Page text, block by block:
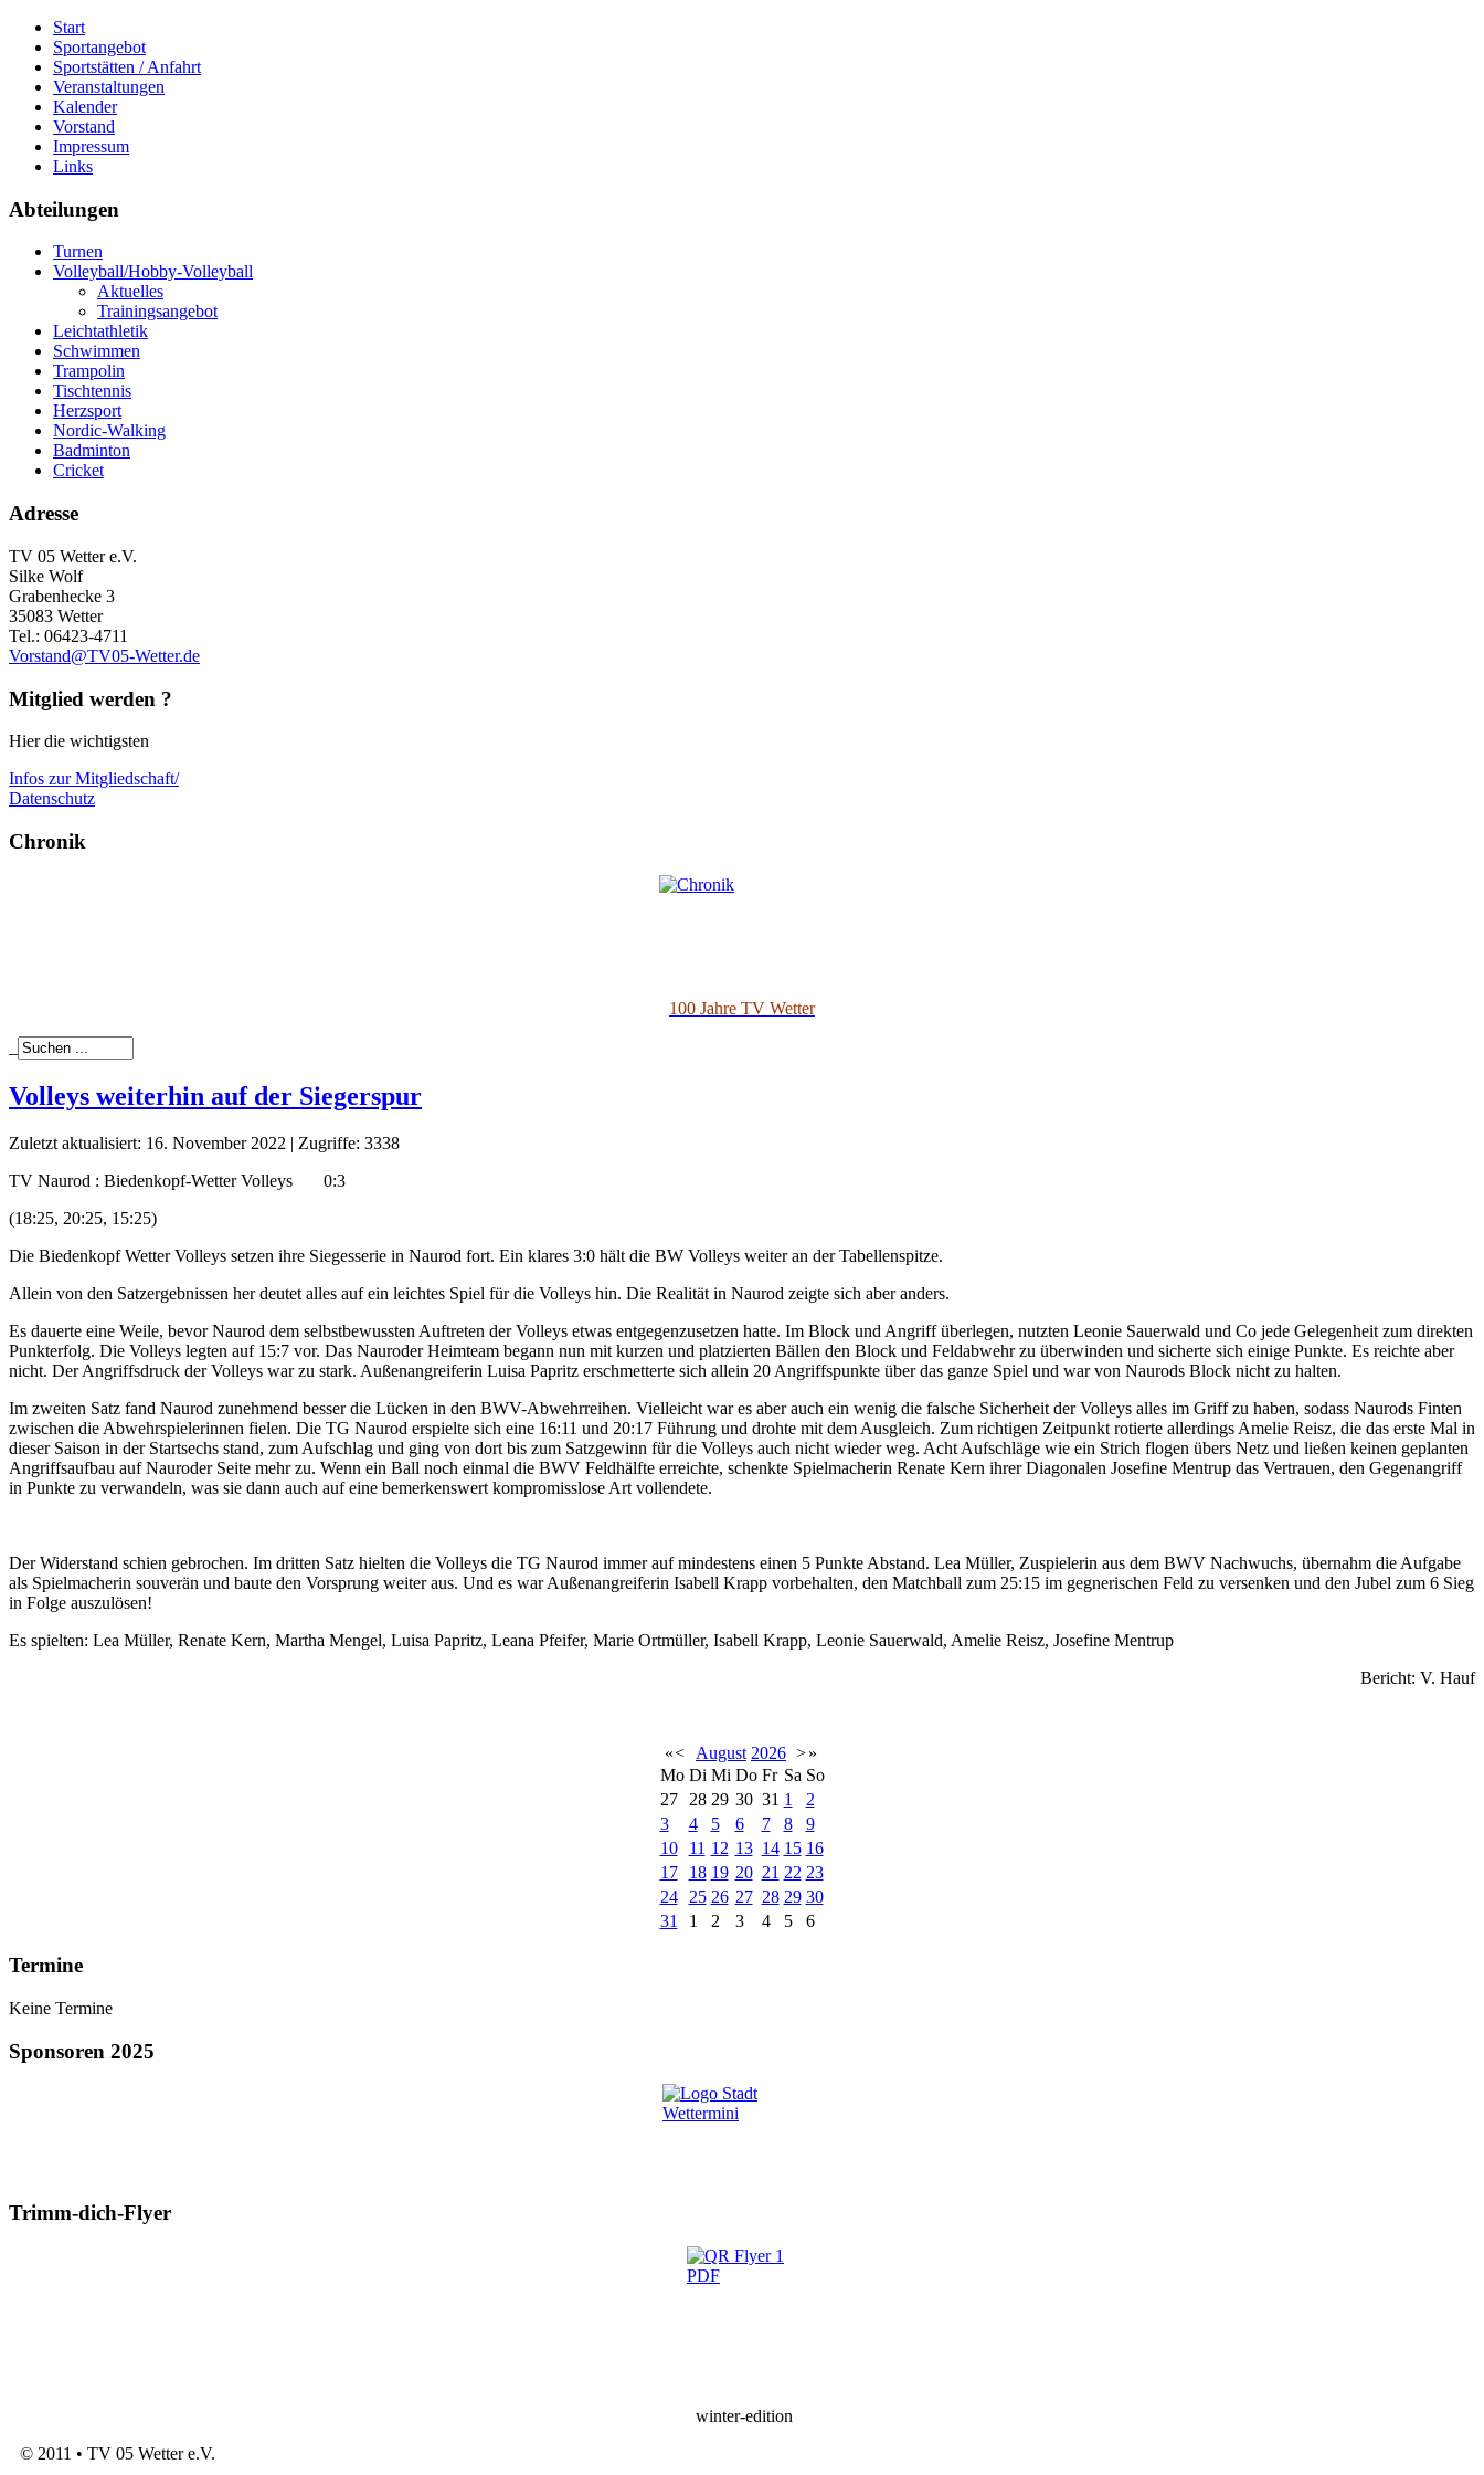
Start
Sportangebot
Sportstätten / Anfahrt
Veranstaltungen
Kalender
Vorstand
Impressum
Links
Abteilungen
Turnen
Volleyball/Hobby-Volleyball
Aktuelles
Trainingsangebot
Leichtathletik
Schwimmen
Trampolin
Tischtennis
Herzsport
Nordic-Walking
Badminton
Cricket
Adresse
TV 05 Wetter e.V.
Silke Wolf
Grabenhecke 3
35083 Wetter
Tel.: 06423-4711
Vorstand@TV05-Wetter.de
Mitglied werden ?
Hier die wichtigsten
Infos zur Mitgliedschaft/
Datenschutz
Chronik
100 Jahre TV Wetter
Volleys weiterhin auf der Siegerspur
Zuletzt aktualisiert: 16. November 2022 | Zugriffe: 3338
TV Naurod : Biedenkopf-Wetter Volleys 0:3
(18:25, 20:25, 15:25)
Die Biedenkopf Wetter Volleys setzen ihre Siegesserie in Naurod fort. Ein klares 3:0 hält die BW Volleys weiter an der Tabellenspitze.
Allein von den Satzergebnissen her deutet alles auf ein leichtes Spiel für die Volleys hin. Die Realität in Naurod zeigte sich aber anders.
Es dauerte eine Weile, bevor Naurod dem selbstbewussten Auftreten der Volleys etwas entgegenzusetzen hatte. Im Block und Angriff überlegen, nutzten Leonie Sauerwald und Co jede Gelegenheit zum direkten
Punkterfolg. Die Volleys legten auf 15:7 vor. Das Nauroder Heimteam begann nun mit kurzen und platzierten Bällen den Block und Feldabwehr zu überwinden und sicherte sich einige Punkte. Es reichte aber
nicht. Der Angriffsdruck der Volleys war zu stark. Außenangreiferin Luisa Papritz erschmetterte sich allein 20 Angriffspunkte über das ganze Spiel und war von Naurods Block nicht zu halten.
Im zweiten Satz fand Naurod zunehmend besser die Lücken in den BWV-Abwehrreihen. Vielleicht war es aber auch ein wenig die falsche Sicherheit der Volleys alles im Griff zu haben, sodass Naurods Finten
zwischen die Abwehrspielerinnen fielen. Die TG Naurod erspielte sich eine 16:11 und 20:17 Führung und drohte mit dem Ausgleich. Zum richtigen Zeitpunkt rotierte allerdings Amelie Reisz, die das erste Mal in
dieser Saison in der Startsechs stand, zum Aufschlag und ging von dort bis zum Satzgewinn für die Volleys auch nicht wieder weg. Acht Aufschläge wie ein Strich flogen übers Netz und ließen keinen geplanten
Angriffsaufbau auf Nauroder Seite mehr zu. Wenn ein Ball noch einmal die BWV Feldhälfte erreichte, schenkte Spielmacherin Renate Kern ihrer Diagonalen Josefine Mentrup das Vertrauen, den Gegenangriff
in Punkte zu verwandeln, was sie dann auch auf eine bemerkenswert kompromisslose Art vollendete.
Der Widerstand schien gebrochen. Im dritten Satz hielten die Volleys die TG Naurod immer auf mindestens einen 5 Punkte Abstand. Lea Müller, Zuspielerin aus dem BWV Nachwuchs, übernahm die Aufgabe
als Spielmacherin souverän und baute den Vorsprung weiter aus. Und es war Außenangreiferin Isabell Krapp vorbehalten, den Matchball zum 25:15 im gegnerischen Feld zu versenken und den Jubel zum 6 Sieg
in Folge auszulösen!
Es spielten: Lea Müller, Renate Kern, Martha Mengel, Luisa Papritz, Leana Pfeifer, Marie Ortmüller, Isabell Krapp, Leonie Sauerwald, Amelie Reisz, Josefine Mentrup
Bericht: V. Hauf
«< August 2026 >»
Mo Di Mi Do Fr Sa So
27
28 29 30 31 1
2
3
4 5 6 7 8
9
10
11 12 13 14 15 16
17
18 19 20 21 22 23
24
25 26 27 28 29 30
31
1 2 3 4 5 6
Termine
Keine Termine
Sponsoren 2025
Trimm-dich-Flyer
winter-edition
© 2011 • TV 05 Wetter e.V.